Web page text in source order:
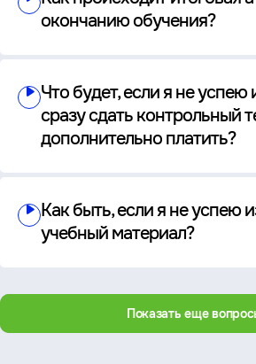
окончанию обучения?
Что будет, если я не успею
сразу сдать контрольный
дополнительно платить?
Как быть, если я не успею
учебный материал?
Показать еще